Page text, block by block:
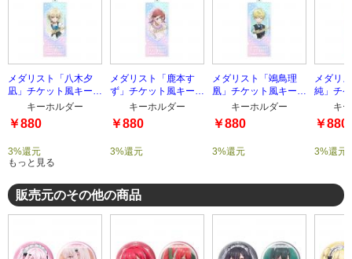
メダリスト「八木夕
凪」チケット風キーホ
ルダーキーホルダー
￥880
3%還元
メダリスト「鹿本す
ず」チケット風キーホ
ルダーキーホルダー
￥880
3%還元
メダリスト「鴗鳥理
凰」チケット風キーホ
ルダーキーホルダー
￥880
3%還元
メダリ
純」チ
ルダー
キ
￥880
3%還元
もっと見る
販売元のその他の商品